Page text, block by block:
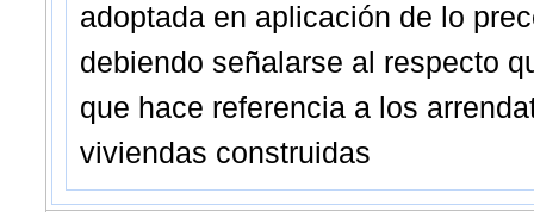
adoptada en aplicación de lo
debiendo señalarse al respecto
que hace referencia a los
viviendas construidas